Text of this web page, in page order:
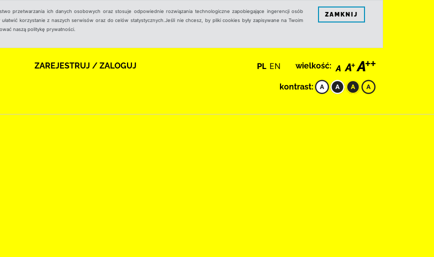
przetwarzania ich danych osobowych oraz stosuje odpowiednie rozwiązania technologiczne zapobiegające ingerencji osób
korzystanie z naszych serwisów oraz do celów statystycznych.Jeśli nie chcesz, by pliki cookies były zapisywane na Twoim
naszą politykę prywatności.
ZAMKNIJ
ZAREJESTRUJ / ZALOGUJ PL EN wielkość:
kontrast: